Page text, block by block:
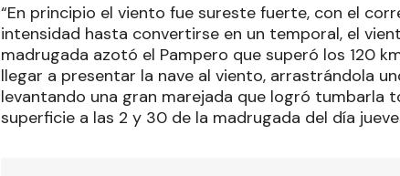
“En principio el viento fue sureste fuerte, con el
intensidad hasta convertirse en un temporal, el
madrugada azotó el Pampero que superó los 120
llegar a presentar la nave al viento, arrastrándola
levantando una gran marejada que logró tumbarla
superficie a las 2 y 30 de la madrugada del día